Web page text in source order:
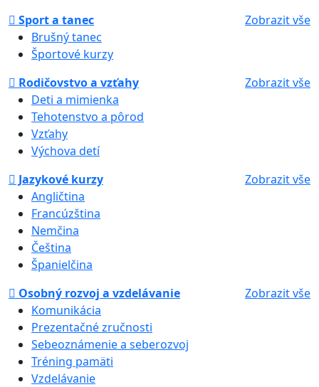
Sport a tanec
Zobrazit vše
Brušný tanec
Športové kurzy
Rodičovstvo a vzťahy
Zobrazit vše
Deti a mimienka
Tehotenstvo a pôrod
Vzťahy
Výchova detí
Jazykové kurzy
Zobrazit vše
Angličtina
Francúzština
Nemčina
Čeština
Španielčina
Osobný rozvoj a vzdelávanie
Zobrazit vše
Komunikácia
Prezentačné zručnosti
Sebeoznámenie a seberozvoj
Tréning pamäti
Vzdelávanie